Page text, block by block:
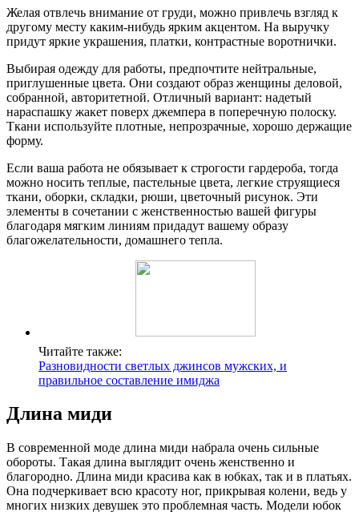
Желая отвлечь внимание от груди, можно привлечь взгляд к
другому месту каким-нибудь ярким акцентом. На выручку
придут яркие украшения, платки, контрастные воротнички.
Выбирая одежду для работы, предпочтите нейтральные,
приглушенные цвета. Они создают образ женщины деловой,
собранной, авторитетной. Отличный вариант: надетый
нараспашку жакет поверх джемпера в поперечную полоску.
Ткани используйте плотные, непрозрачные, хорошо держащие
форму.
Если ваша работа не обязывает к строгости гардероба, тогда
можно носить теплые, пастельные цвета, легкие струящиеся
ткани, оборки, складки, рюши, цветочный рисунок. Эти
элементы в сочетании с женственностью вашей фигуры
благодаря мягким линиям придадут вашему образу
благожелательности, домашнего тепла.
Читайте также:
Разновидности светлых джинсов мужских, и
правильное составление имиджа
Длина миди
В современной моде длина миди набрала очень сильные
обороты. Такая длина выглядит очень женственно и
благородно. Длина миди красива как в юбках, так и в платьях.
Она подчеркивает всю красоту ног, прикрывая колени, ведь у
многих низких девушек это проблемная часть. Модели юбок